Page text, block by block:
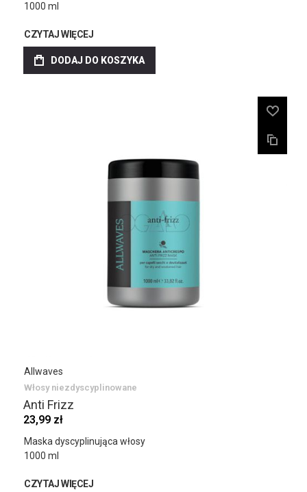
1000 ml
CZYTAJ WIĘCEJ
DODAJ DO KOSZYKA
Allwaves
Włosy niezdyscyplinowane
Anti Frizz
23,99 zł
Maska dyscyplinująca włosy
1000 ml
CZYTAJ WIĘCEJ